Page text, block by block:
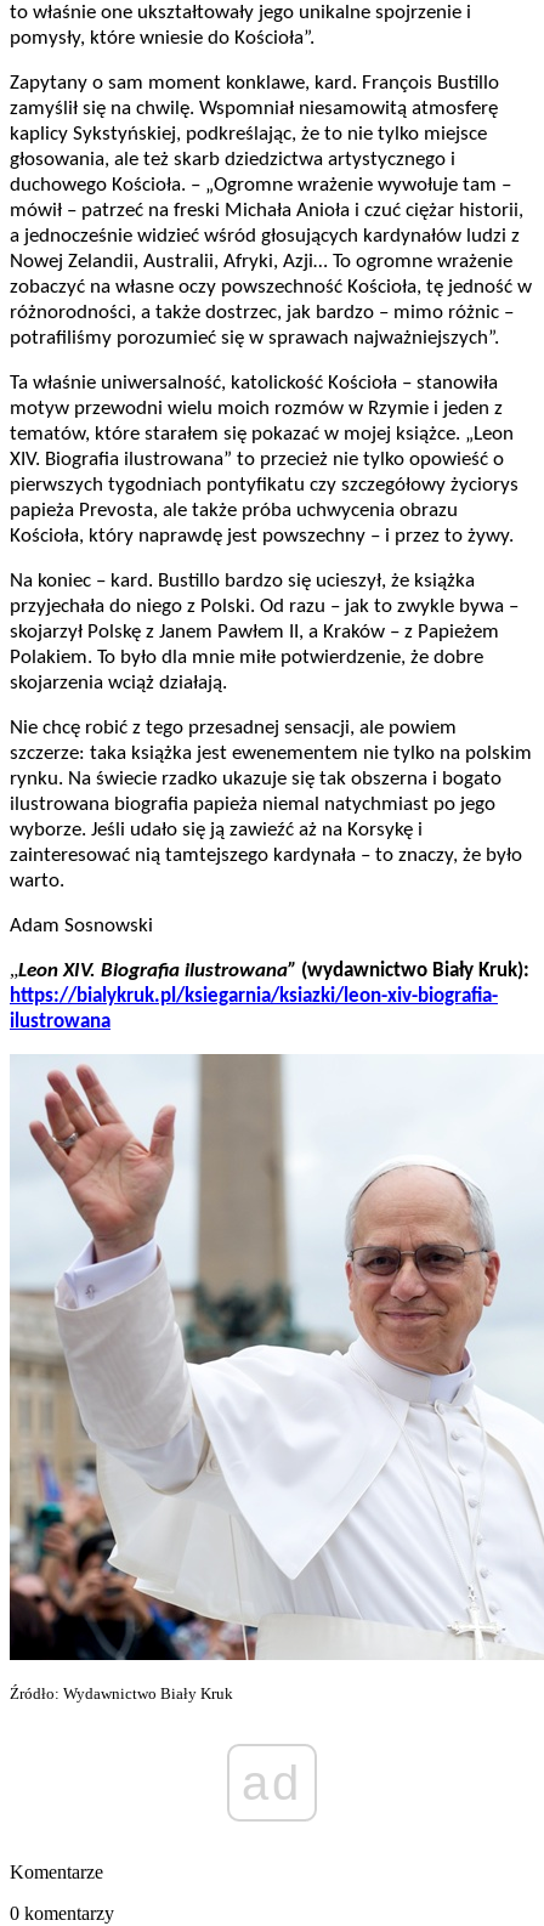
to właśnie one ukształtowały jego unikalne spojrzenie i
pomysły, które wniesie do Kościoła”.
Zapytany o sam moment konklawe, kard. François Bustillo
zamyślił się na chwilę. Wspomniał niesamowitą atmosferę
kaplicy Sykstyńskiej, podkreślając, że to nie tylko miejsce
głosowania, ale też skarb dziedzictwa artystycznego i
duchowego Kościoła. – „Ogromne wrażenie wywołuje tam –
mówił – patrzeć na freski Michała Anioła i czuć ciężar historii,
a jednocześnie widzieć wśród głosujących kardynałów ludzi z
Nowej Zelandii, Australii, Afryki, Azji… To ogromne wrażenie
zobaczyć na własne oczy powszechność Kościoła, tę jedność w
różnorodności, a także dostrzec, jak bardzo – mimo różnic –
potrafiliśmy porozumieć się w sprawach najważniejszych”.
Ta właśnie uniwersalność, katolickość Kościoła – stanowiła
motyw przewodni wielu moich rozmów w Rzymie i jeden z
tematów, które starałem się pokazać w mojej książce. „Leon
XIV. Biografia ilustrowana” to przecież nie tylko opowieść o
pierwszych tygodniach pontyfikatu czy szczegółowy życiorys
papieża Prevosta, ale także próba uchwycenia obrazu
Kościoła, który naprawdę jest powszechny – i przez to żywy.
Na koniec – kard. Bustillo bardzo się ucieszył, że książka
przyjechała do niego z Polski. Od razu – jak to zwykle bywa –
skojarzył Polskę z Janem Pawłem II, a Kraków – z Papieżem
Polakiem. To było dla mnie miłe potwierdzenie, że dobre
skojarzenia wciąż działają.
Nie chcę robić z tego przesadnej sensacji, ale powiem
szczerze: taka książka jest ewenementem nie tylko na polskim
rynku. Na świecie rzadko ukazuje się tak obszerna i bogato
ilustrowana biografia papieża niemal natychmiast po jego
wyborze. Jeśli udało się ją zawieźć aż na Korsykę i
zainteresować nią tamtejszego kardynała – to znaczy, że było
warto.
Adam Sosnowski
„Leon XIV. Biografia ilustrowana” (wydawnictwo Biały Kruk):
https://bialykruk.pl/ksiegarnia/ksiazki/leon-xiv-biografia-
ilustrowana
Źródło: Wydawnictwo Biały Kruk
ad
Komentarze
0 komentarzy